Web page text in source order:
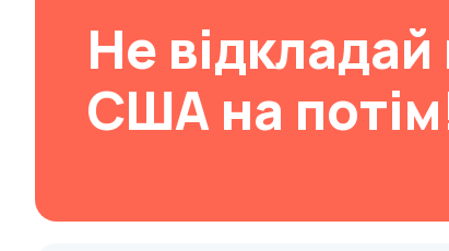
Brabus
Brilliance
Bristol
Не відкладай
США на